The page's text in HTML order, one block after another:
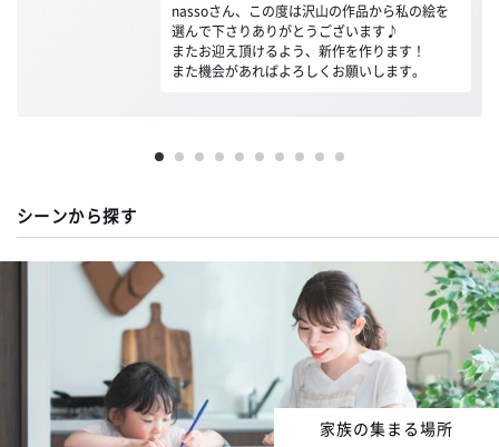
nassoさん、この度は沢山の作品から私の絵を
選んで下さりありがとうございます♪
またお迎え頂けるよう、新作を作ります！
また機会があればよろしくお願いします。
シーンから探す
家族の集まる場所